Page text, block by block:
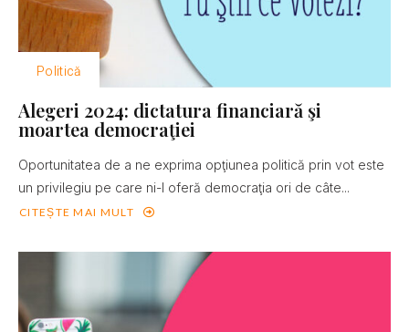
Politică
Alegeri 2024: dictatura financiară şi
moartea democraţiei
Oportunitatea de a ne exprima opţiunea politică prin vot este
un privilegiu pe care ni-l oferă democraţia ori de câte...
CITEȘTE MAI MULT